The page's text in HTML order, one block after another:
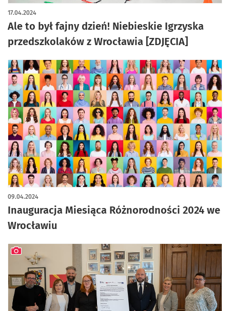
Ale to był fajny dzień! Niebieskie Igrzyska
przedszkolaków z Wrocławia [ZDJĘCIA]
17.04.2024
artykuł z galerią zdjęć
Inauguracja Miesiąca Różnorodności 2024 we
Wrocławiu
09.04.2024